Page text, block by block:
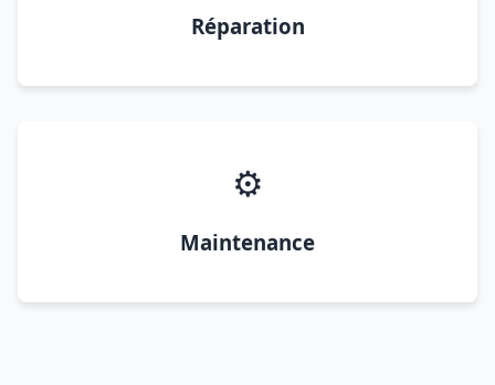
Réparation
⚙️
Maintenance